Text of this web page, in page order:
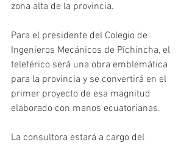
zona alta de la provincia.
Para el presidente del Colegio de
Ingenieros Mecánicos de Pichincha, el
teleférico será una obra emblemática
para la provincia y se convertirá en el
primer proyecto de esa magnitud
elaborado con manos ecuatorianas.
La consultora estará a cargo del